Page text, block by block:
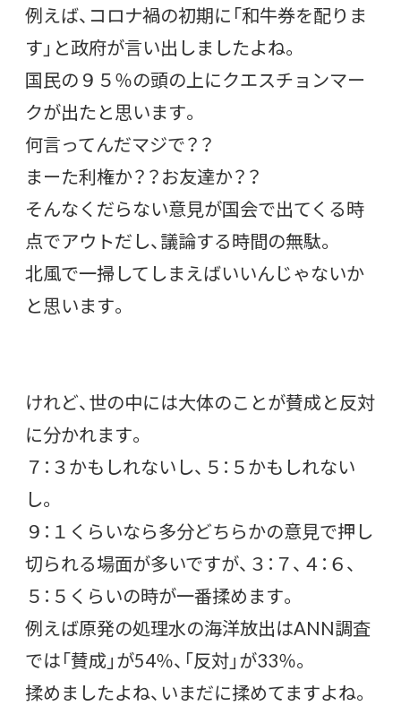
例えば、コロナ禍の初期に「和牛券を配りま
す」と政府が言い出しましたよね。
国民の９５％の頭の上にクエスチョンマー
クが出たと思います。
何言ってんだマジで？？
まーた利権か？？お友達か？？
そんなくだらない意見が国会で出てくる時
点でアウトだし、議論する時間の無駄。
北風で一掃してしまえばいいんじゃないか
と思います。
けれど、世の中には大体のことが賛成と反対
に分かれます。
７：３かもしれないし、５：５かもしれない
し。
９：１くらいなら多分どちらかの意見で押し
切られる場面が多いですが、３：７、４：６、
５：５くらいの時が一番揉めます。
例えば原発の処理水の海洋放出はANN調査
では「賛成」が54％、「反対」が33％。
揉めましたよね、いまだに揉めてますよね。